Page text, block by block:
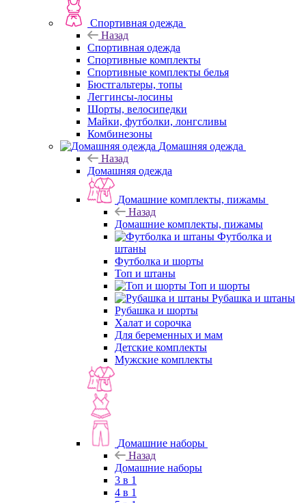
Спортивная одежда
Назад
Спортивная одежда
Спортивные комплекты
Спортивные комплекты белья
Бюстгальтеры, топы
Леггинсы-лосины
Шорты, велосипедки
Майки, футболки, лонгсливы
Комбинезоны
Домашняя одежда
Назад
Домашняя одежда
Домашние комплекты, пижамы
Назад
Домашние комплекты, пижамы
Футболка и
штаны
Футболка и шорты
Топ и штаны
Топ и шорты
Рубашка и штаны
Рубашка и шорты
Халат и сорочка
Для беременных и мам
Детские комплекты
Мужские комплекты
Домашние наборы
Назад
Домашние наборы
3 в 1
4 в 1